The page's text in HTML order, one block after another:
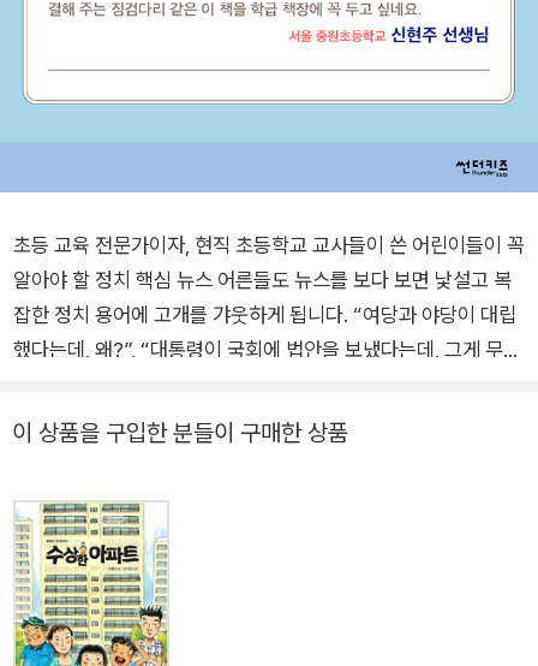
초등 교육 전문가이자, 현직 초등학교 교사들이 쓴 어린이들이 꼭
알아야 할 정치 핵심 뉴스 어른들도 뉴스를 보다 보면 낯설고 복
잡한 정치 용어에 고개를 갸웃하게 됩니다. “여당과 야당이 대립
했다는데, 왜?”, “대통령이 국회에 법안을 보냈다는데, 그게 무슨
보니 멀게만 느껴집니다. 그런데 정치는 어른들만의 일일까요?
시간에 운동장을 쓸 수 있는지까지. 정치적 결정은 아이들의 일상
곳곳에 영향을 미칩니다. 하지만 ‘정치’라는 단어는 여전히 아이
들에게 낯설고 딱딱하게 느껴집니다. 그래서 어린이들에게 정치
란, ‘어렵고 재미없는 어른들의 일’로만 여겨지곤 하죠. 아이들이
이 상품을 구입한 분들이 구매한 상품